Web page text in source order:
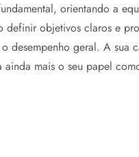
orientando a
definir objetivos claros e
desempenho geral. A sua
mais o seu papel